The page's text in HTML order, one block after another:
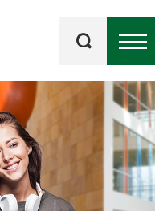
kluczowe